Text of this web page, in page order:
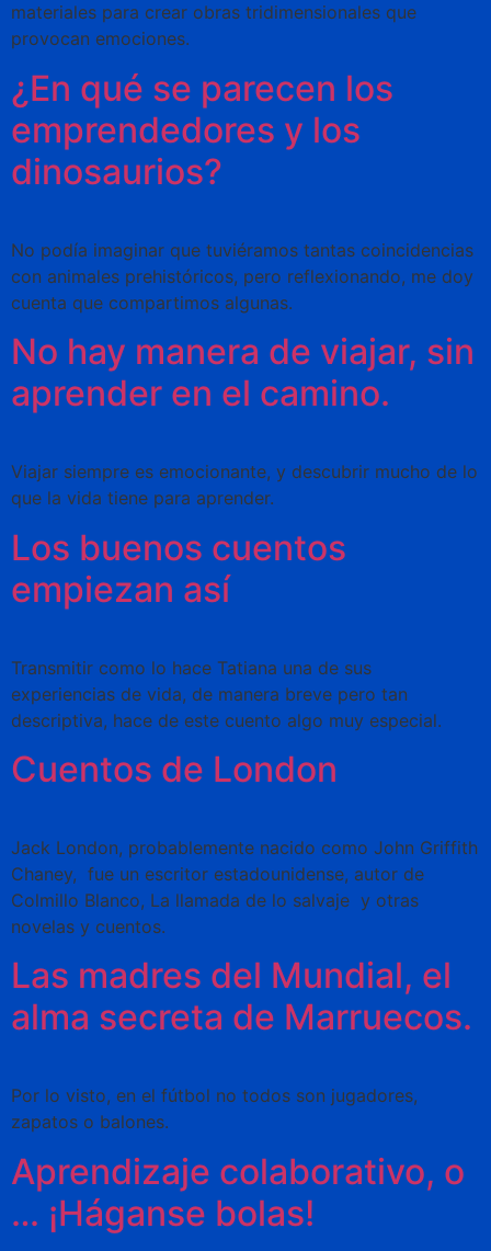
materiales para crear obras tridimensionales que
provocan emociones.
¿En qué se parecen los
emprendedores y los
dinosaurios?
No podía imaginar que tuviéramos tantas coincidencias
con animales prehistóricos, pero reflexionando, me doy
cuenta que compartimos algunas.
No hay manera de viajar, sin
aprender en el camino.
Viajar siempre es emocionante, y descubrir mucho de lo
que la vida tiene para aprender.
Los buenos cuentos
empiezan así
Transmitir como lo hace Tatiana una de sus
experiencias de vida, de manera breve pero tan
descriptiva, hace de este cuento algo muy especial.
Cuentos de London
Jack London, probablemente nacido como John Griffith
Chaney, ​​​ fue un escritor estadounidense, autor de
Colmillo Blanco, La llamada de lo salvaje ​ y otras
novelas y cuentos.
Las madres del Mundial, el
alma secreta de Marruecos.
Por lo visto, en el fútbol no todos son jugadores,
zapatos o balones.
Aprendizaje colaborativo, o
… ¡Háganse bolas!